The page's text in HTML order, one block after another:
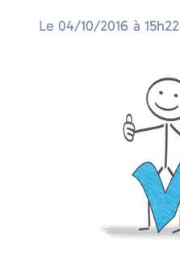
Le 04/10/2016 à 15h22